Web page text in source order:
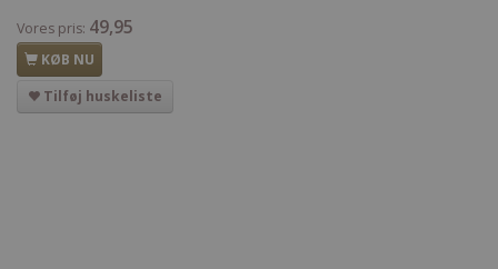
Vores pris: 49,95
KØB NU
Tilføj huskeliste